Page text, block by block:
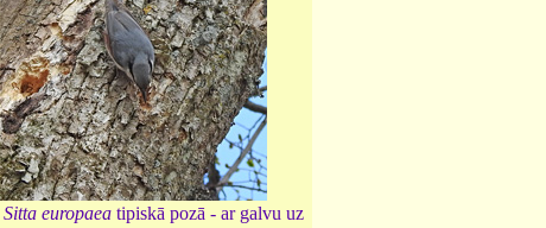
Sitta europaeatipiskā pozā - ar galvu uz